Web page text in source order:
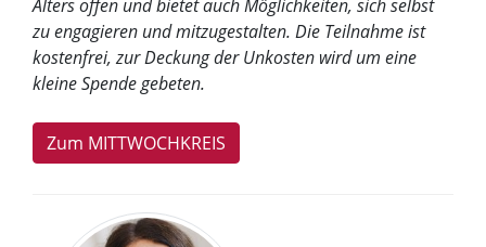
Alters offen und bietet auch Möglichkeiten, sich selbst
zu engagieren und mitzugestalten. Die Teilnahme ist
kostenfrei, zur Deckung der Unkosten wird um eine
kleine Spende gebeten.
Zum MITTWOCHKREIS